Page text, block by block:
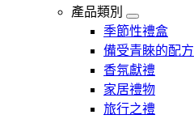
產品類別
季節性禮盒
備受青睞的配方
香氛獻禮
家居禮物
旅行之禮